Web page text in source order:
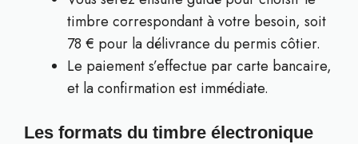
timbre correspondant à votre besoin, soit
78 € pour la délivrance du permis côtier.
Le paiement s’effectue par carte bancaire,
et la confirmation est immédiate.
Les formats du timbre électronique